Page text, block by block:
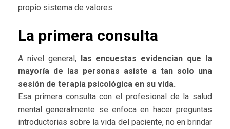
propio sistema de valores.
La primera consulta
A nivel general,las encuestas evidencian que la
mayoría de las personas asiste a tan solo una
sesión de terapia psicológica en su vida.
Esa primera consulta con el profesional de la salud
mental generalmente se enfoca en hacer preguntas
introductorias sobre la vida del paciente, no en brindar